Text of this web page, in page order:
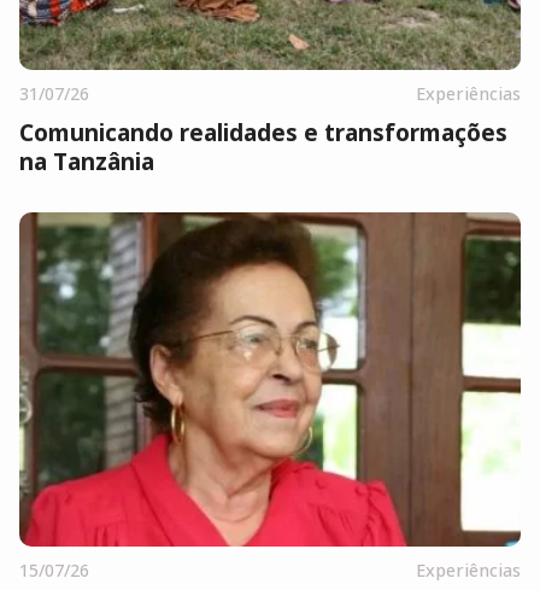
31/07/26 Experiências
Comunicando realidades e transformações
na Tanzânia
15/07/26 Experiências